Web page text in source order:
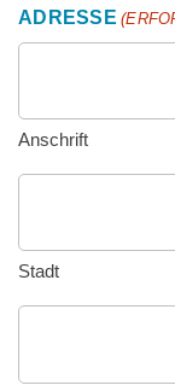
ADRESSE
Anschrift
Stadt